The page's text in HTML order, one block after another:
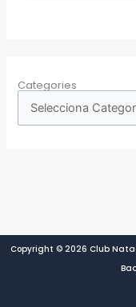
Categories
Copyright © 2026 Club